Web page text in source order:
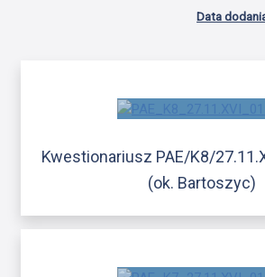
Data
Kwestionariusz PAE/K8/
(ok. Bartoszyc)